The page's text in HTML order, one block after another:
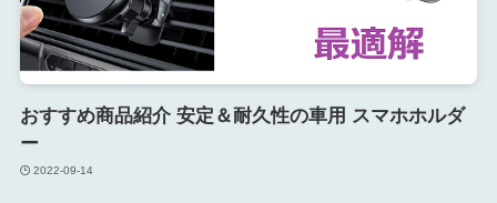
おすすめ商品紹介 安定＆耐久性の車用 スマホホルダ
ー
2022-09-14